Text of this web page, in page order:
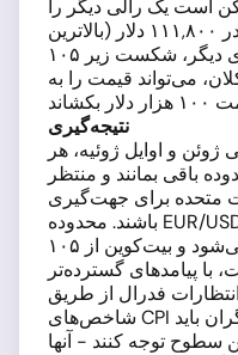
دلار ممکن است یک رالی دیگر را
شعله‌ور کند، با مقاومت بیشتر در ۱۱۱,۸۰۰ دلار (بالاترین
سطح تاریخ در ماه مه). از سوی دیگر، شکست زیر ۱۰۵
می‌تواند قیمت را به
نتیجه‌گیری
ژوئن و اوایل ژوئیه، هر
باقی بمانند و منتظر
متحده برای جهت‌گیری
باشند. محدوده EUR/USD بین ۱.۱۶۸۰–۱.۱۷۴۵ است، طلا
بین ۳,۲۵۶–۳,۳۵۰ دلار معامله می‌شود و بیت‌کوین از ۱۰۵
است، با پیامدهای گسترده‌تر
فدرال از طریق
شاخص‌های CPI و اشتغال ایالات متحده. معامله‌گران باید
سطوح توجه کنند - آنها